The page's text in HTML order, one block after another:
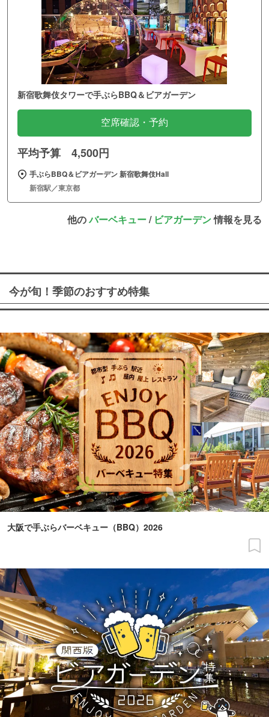
新宿歌舞伎タワーで手ぶらBBQ＆ビアガーデン
空席確認・予約
平均予算 4,500円
手ぶらBBQ＆ビアガーデン 新宿歌舞伎Hall
新宿駅／東京都
他のバーベキュー/ ビアガーデン情報を見る
今が旬！季節のおすすめ特集
大阪で手ぶらバーベキュー（BBQ）2026